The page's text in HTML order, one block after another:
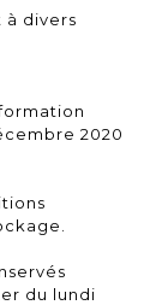
divers
2020
du lundi